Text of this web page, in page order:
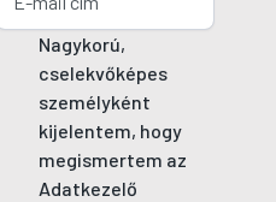
Nagykorú,
cselekvőképes
személyként
kijelentem, hogy
megismertem az
Adatkezelő